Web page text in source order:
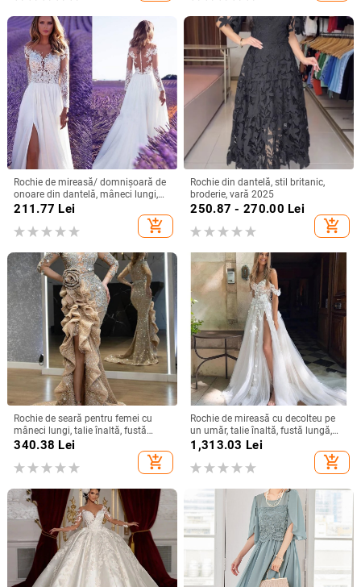
Rochie de mireasă/ domnișoară de
onoare din dantelă, mâneci lungi,
decolteu adânc în V, despicare, tren
211.77 Lei
add_shopping_cart
Rochie din dantelă, stil britanic,
broderie, vară 2025
250.87 - 270.00 Lei
add_shopping_cart
Rochie de seară pentru femei cu
mâneci lungi, talie înaltă, fustă
lungă, țesătură spray metalică,
340.38 Lei
add_shopping_cart
Rochie de mireasă cu decolteu pe
un umăr, talie înaltă, fustă lungă,
poliester
1,313.03 Lei
add_shopping_cart